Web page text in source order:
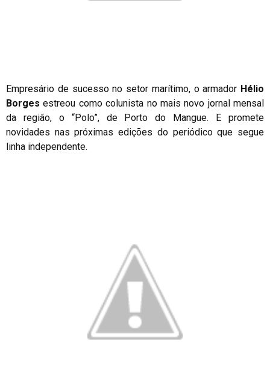
Empresário de sucesso no setor marítimo, o armador Hélio
Borges estreou como colunista no mais novo jornal mensal
da região, o “Polo”, de Porto do Mangue. E promete
novidades nas próximas edições do periódico que segue
linha independente.